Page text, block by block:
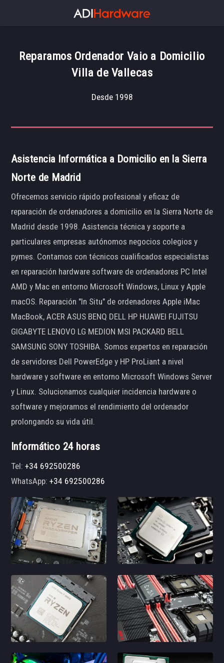
Reparamos Ordenador Vaio a Domicilio
Villa de Vallecas
Desde 1998
Asistencia Informática a Domicilio en la Sierra
Norte de Madrid
Ofrecemos servicio rápido profesional y eficaz de
reparación de ordenadores a domicilio en la Sierra Norte de
Madrid desde 1998. Asistencia técnica y soporte a
particulares empresas autónomos negocios colegios y
pymes. Contamos con técnicos cualificados especialistas
en reparación hardware software de ordenadores PC Intel
AMD y Mac en entorno Microsoft Windows, Linux y Apple
macOS. Reparación "In Situ" de ordenadores Apple iMac
MacBook, ACER ASUS BENQ DELL HP HUAWEI FUJITSU
GIGABYTE LENOVO LG MEDION MSI PACKARD BELL
SAMSUNG SONY TOSHIBA. Somos expertos en reparación
de servidores Dell PowerEdge y HP ProLiant a nivel
hardware y software en entorno Microsoft Windows Server
y Linux. Solucionamos cualquier incidencia hardware o
software y mejoramos el rendimiento del ordenador
prolongando su vida útil.
Informático 24 horas
Tel:+34 692500286
WhatsApp:+34 692500286